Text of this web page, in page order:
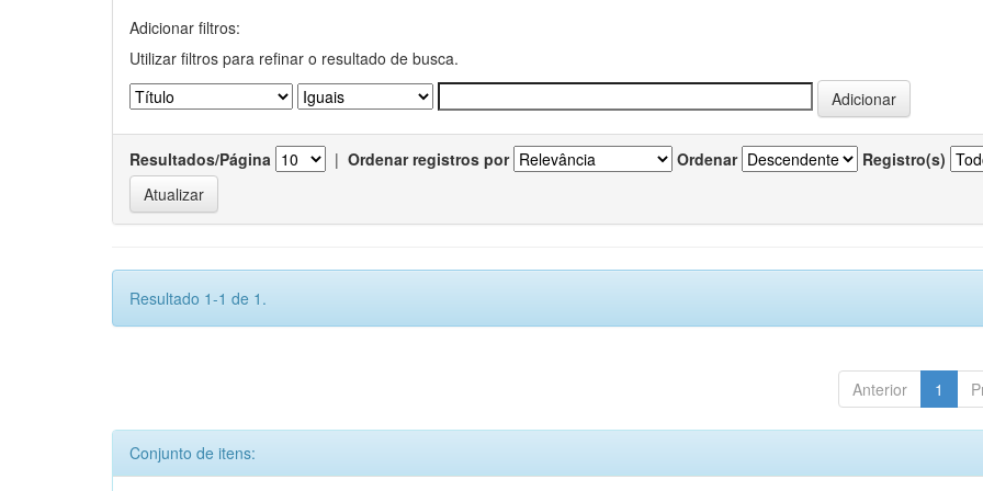
Adicionar filtros:
Utilizar filtros para refinar o resultado de busca.
Resultados/Página | Ordenar registros por Ordenar Registro(s)
Resultado 1-1 de 1.
Anterior 1
Conjunto de itens: